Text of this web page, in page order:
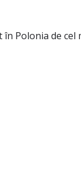
Polonia de